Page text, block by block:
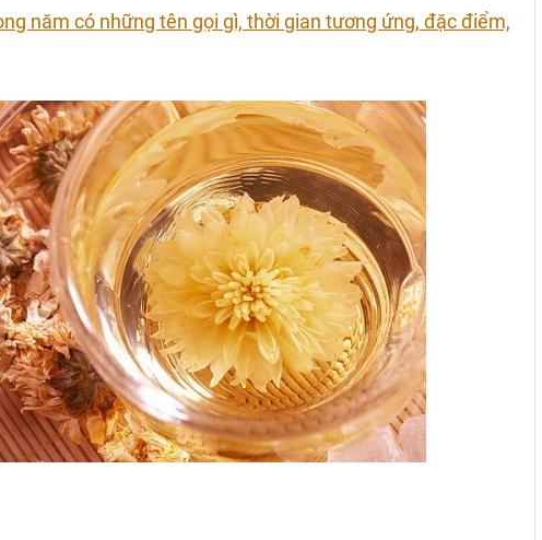
năm có những tên gọi gì, thời gian tương ứng, đặc điểm,